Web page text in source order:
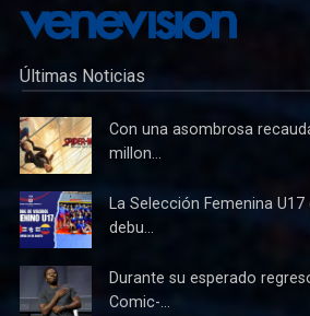
Últimas Noticias
Con una asombrosa
millon...
La Selección Femenina
debu...
Durante su esperado
Comic-...